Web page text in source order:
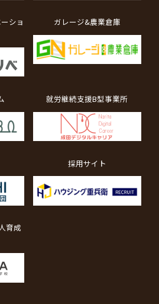
ショ
ガレージ&農業倉庫
就労継続支援B型事業所
採用サイト
育成